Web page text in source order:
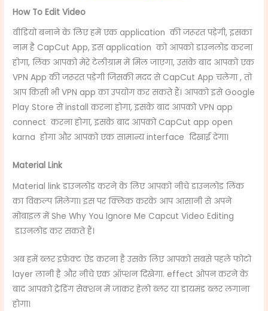
How To Edit Video
वीडियो बनाने के लिए हमें एक application की जरूरत पड़ेगी, इसका
नाम है CapCut App, इस application को आपको डाउनलोड करना
होगा, लिंक आपको मेरे टेलीग्राम में मिल जाएगा, उसके बाद आपको एक
VPN App की जरूरत पड़ेगी जिसकी मदद से CapCut App चलेगा , तो
आप किसी भी VPN app का उपयोग कर सकते हैं। आपको इसे Google
Play Store से install करना होगा, इसके बाद आपको VPN app
connect करना होगा, इसके बाद आपको CapCut app open
karna होगा और आपको एक सामान्य interface दिखाई देगा।
Material Link
Material link डाउनलोड करने के लिए आपको नीचे डाउनलोड लिंक
का विकल्प मिलेगा। इस पर क्लिक करके आप आसानी से अपने
मोबाइल में She Why You Ignore Me Capcut Video Editing
डाउनलोड कर सकते हैं।
अब हमें ब्लर इफ़ेक्ट ऐड करना है उसके लिए आपको सबसे पहले फोटो
layer लानी है और नीचे एक ऑप्शन दिखेगा. effect ओपन करने के
बाद आपको ट्रेडिंग सेक्शन में जाकर हेलो ब्लर या डायमंड ब्लर लगाना
होगा।